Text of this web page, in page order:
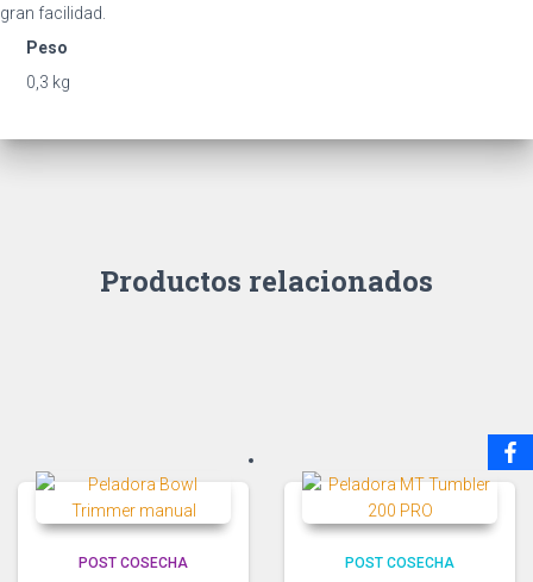
gran facilidad.
Peso
0,3 kg
Productos relacionados
POST COSECHA POST COSECHA